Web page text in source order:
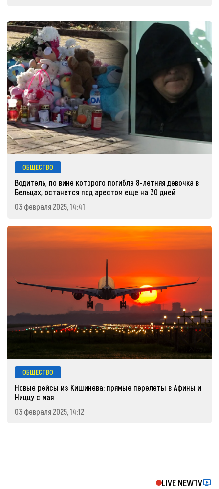
ОБЩЕСТВО
Водитель, по вине которого погибла 8-летняя девочка в
Бельцах, останется под арестом еще на 30 дней
03 февраля 2025, 14:41
ОБЩЕСТВО
Новые рейсы из Кишинева: прямые перелеты в Афины и
Ниццу с мая
03 февраля 2025, 14:12
LIVE NEWTV